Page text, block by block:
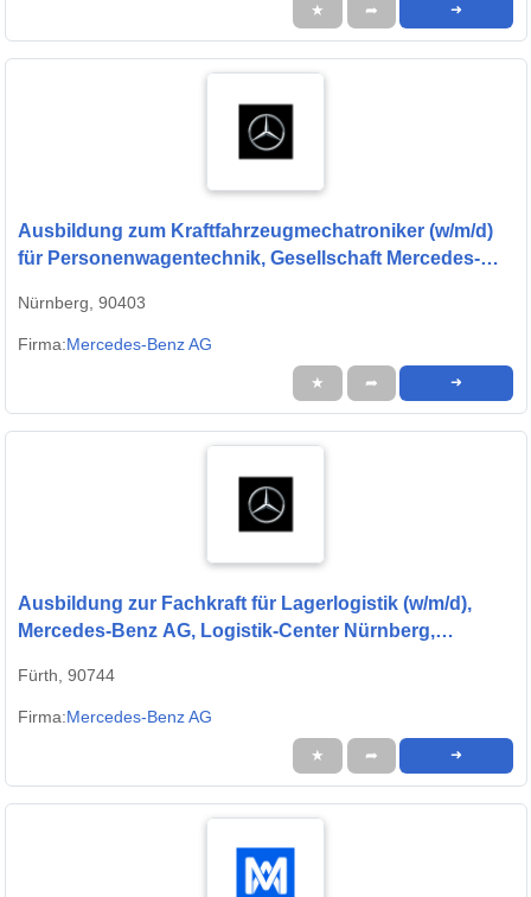
★ ➦ ➜
Ausbildung zum Kraftfahrzeugmechatroniker (w/m/d)
für Personenwagentechnik, Gesellschaft Mercedes-
01.09.2027
Nürnberg, 90403
Firma:Mercedes-Benz AG
★ ➦ ➜
Ausbildung zur Fachkraft für Lagerlogistik (w/m/d),
Mercedes-Benz AG, Logistik-Center Nürnberg,
Fürth, 90744
Firma:Mercedes-Benz AG
★ ➦ ➜